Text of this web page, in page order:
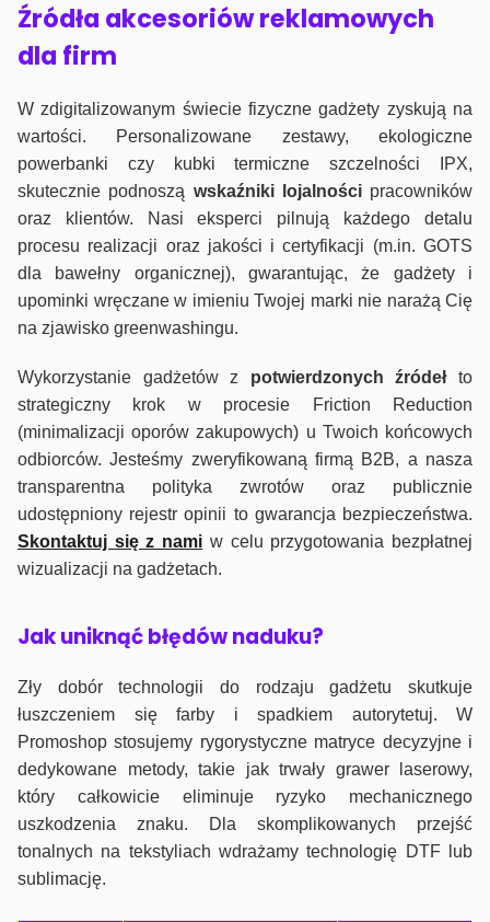
Źródła akcesoriów reklamowych
dla firm
W zdigitalizowanym świecie fizyczne gadżety zyskują na
wartości. Personalizowane zestawy, ekologiczne
powerbanki czy kubki termiczne szczelności IPX,
skutecznie podnoszą wskaźniki lojalnościpracowników
oraz klientów. Nasi eksperci pilnują każdego detalu
procesu realizacji oraz jakości i certyfikacji (m.in. GOTS
dla bawełny organicznej), gwarantując, że gadżety i
upominki wręczane w imieniu Twojej marki nie narażą Cię
na zjawisko greenwashingu.
Wykorzystanie gadżetów z potwierdzonych źródełto
strategiczny krok w procesie Friction Reduction
(minimalizacji oporów zakupowych) u Twoich końcowych
odbiorców. Jesteśmy zweryfikowaną firmą B2B, a nasza
transparentna polityka zwrotów oraz publicznie
udostępniony rejestr opinii to gwarancja bezpieczeństwa.
Skontaktuj się z nami w celu przygotowania bezpłatnej
wizualizacji na gadżetach.
Jak uniknąć błędów naduku?
Zły dobór technologii do rodzaju gadżetu skutkuje
łuszczeniem się farby i spadkiem autorytetuj. W
Promoshop stosujemy rygorystyczne matryce decyzyjne i
dedykowane metody, takie jak trwały grawer laserowy,
który całkowicie eliminuje ryzyko mechanicznego
uszkodzenia znaku. Dla skomplikowanych przejść
tonalnych na tekstyliach wdrażamy technologię DTF lub
sublimację.